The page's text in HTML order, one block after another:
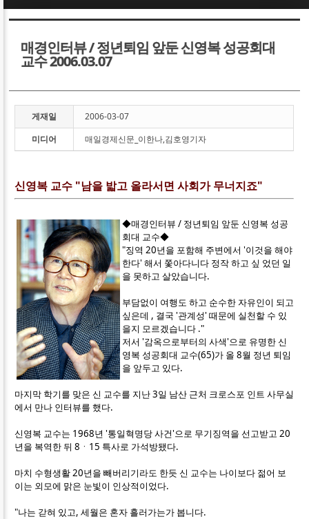
매경인터뷰 / 정년퇴임 앞둔 신영복 성공회대
교수 2006.03.07
게재일
2006-03-07
미디어
매일경제신문_이한나,김호영기자
신영복 교수 "남을 밟고 올라서면 사회가 무너지죠"
◆매경인터뷰 / 정년퇴임 앞둔 신영복 성공
회대 교수◆
"징역 20년을 포함해 주변에서 '이것을 해야
한다' 해서 쫓아다니다 정작 하고 싶 었던 일
을 못하고 살았습니다.
부담없이 여행도 하고 순수한 자유인이 되고
싶은데 , 결국 '관계성' 때문에 실천할 수 있
을지 모르겠습니다 ."
저서 '감옥으로부터의 사색'으로 유명한 신
영복 성공회대 교수(65)가 올 8월 정년 퇴임
을 앞두고 있다.
마지막 학기를 맞은 신 교수를 지난 3일 남산 근처 크로스포 인트 사무실
에서 만나 인터뷰를 했다.
신영복 교수는 1968년 '통일혁명당 사건'으로 무기징역을 선고받고 20
년을 복역한 뒤 8ㆍ15 특사로 가석방됐다.
마치 수형생활 20년을 빼버리기라도 한듯 신 교수는 나이보다 젊어 보
이는 외모에 맑은 눈빛이 인상적이었다.
"나는 갇혀 있고, 세월은 혼자 흘러가는가 봅니다.
Sketchbook5, 스케치북5
Sketchbook5, 스케치북5
Sketchbook5, 스케치북5
Sketchbook5, 스케치북5